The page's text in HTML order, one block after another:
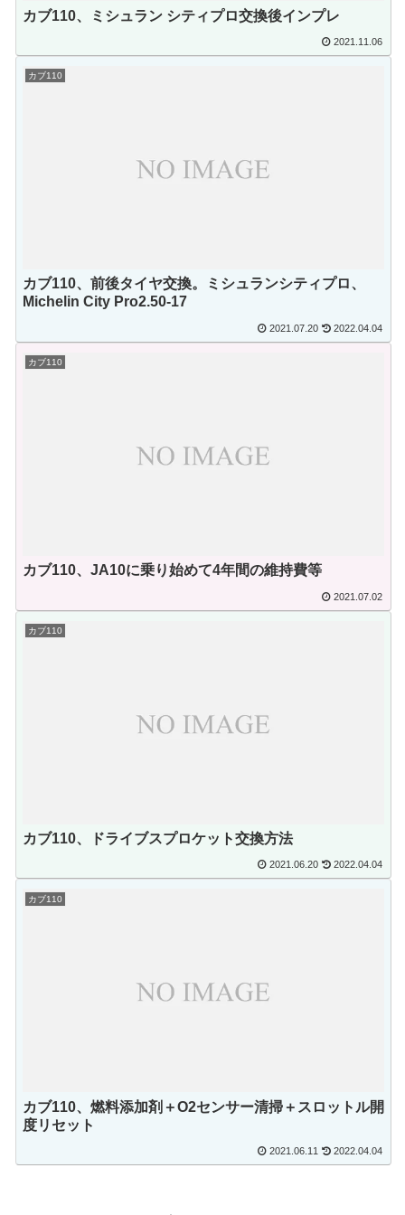
カブ110、ミシュラン シティプロ交換後インプレ
2021.11.06
カブ110
カブ110、前後タイヤ交換。ミシュランシティプロ、
Michelin City Pro2.50-17
2021.07.20 2022.04.04
カブ110
カブ110、JA10に乗り始めて4年間の維持費等
2021.07.02
カブ110
カブ110、ドライブスプロケット交換方法
2021.06.20 2022.04.04
カブ110
カブ110、燃料添加剤＋O2センサー清掃＋スロットル開
度リセット
2021.06.11 2022.04.04